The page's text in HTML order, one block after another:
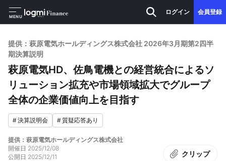
MENU
ログイン 会員登録
提供：萩原電気ホールディングス株式会社 2026年3月期第2四半
期決算説明
萩原電気HD、佐鳥電機との経営統合によるソ
リューション拡充や市場領域拡大でグループ
全体の企業価値向上を目指す
#決算説明会 #質疑応答あり
提供：萩原電気ホールディングス株式会社
開催日 2025/12/08
公開日 2025/12/11 クリップ